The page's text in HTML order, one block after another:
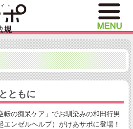
ともに
転の痴呆ケア」でお馴染みの和田行男
エンゼルヘルプ）がけあサポに登場！